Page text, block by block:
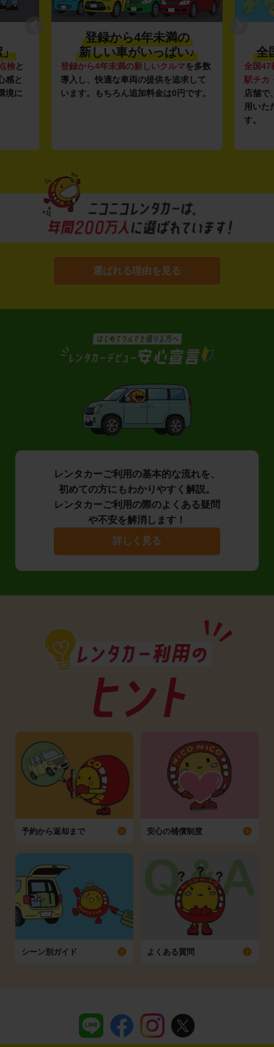
」
検と
感と
境に
登録から4年未満の
新しい車がいっぱい♪
登録から4年未満の新しいクルマを多数
導入し、快適な車両の提供を追求して
います。もちろん追加料金は0円です。
全
全国47
駅チカ
店舗で
用いた
す。
選ばれる理由を見る
レンタカーご利用の基本的な流れを、
初めての方にもわかりやすく解説。
レンタカーご利用の際のよくある疑問
や不安を解消します！
詳しく見る
予約から返却まで 安心の補償制度
シーン別ガイド よくある質問